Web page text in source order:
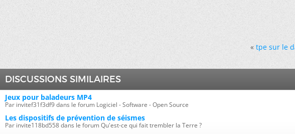
« tpe sur le
DISCUSSIONS SIMILAIRES
Jeux pour baladeurs MP4
Par invitef31f3df9 dans le forum Logiciel - Software - Open Source
Les dispositifs de prévention de séismes
Par invite118bd558 dans le forum Qu'est-ce qui fait trembler la Terre ?